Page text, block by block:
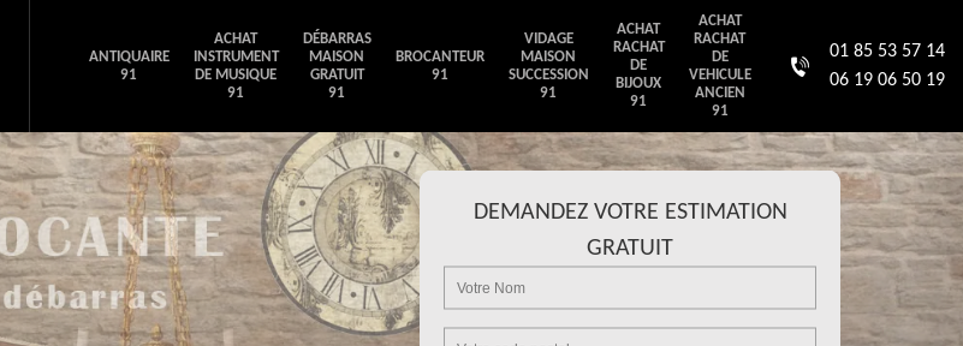
ANTIQUAIRE
91
ACHAT
INSTRUMENT
DE MUSIQUE
91
DÉBARRAS
MAISON
GRATUIT
91
BROCANTEUR
91
VIDAGE
MAISON
SUCCESSION
91
ACHAT
RACHAT
DE
BIJOUX
91
ACHAT
RACHAT
DE
VEHICULE
ANCIEN
91
01 85 53 57 14
06 19 06 50 19
DEMANDEZ VOTRE ESTIMATION
GRATUIT